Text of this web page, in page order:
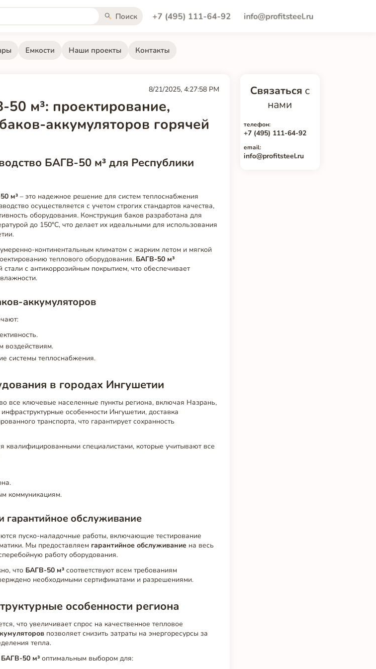
Поиск +7 (495) 111-64-92 info@profitsteel.ru
Емкости Наши проекты Контакты
8/21/2025, 4:27:58 PM
м³: проектирование,
аккумуляторов горячей
БАГВ-50 м³ для Республики
м³ – это надежное решение для систем теплоснабжения
осуществляется с учетом строгих стандартов качества,
оборудования. Конструкция баков разработана для
до 150°C, что делает их идеальными для использования
континентальным климатом с жарким летом и мягкой
теплового оборудования. БАГВ-50 м³
стали с антикоррозийным покрытием, что обеспечивает
аккумуляторов
воздействиям.
системы теплоснабжения.
в городах Ингушетии
во все ключевые населенные пункты региона, включая Назрань,
особенности Ингушетии, доставка
транспорта, что гарантирует сохранность
квалифицированными специалистами, которые учитывают все
коммуникациям.
обслуживание
пуско-наладочные работы, включающие тестирование
Мы предоставляем гарантийное обслуживание на весь
работу оборудования.
что БАГВ-50 м³ соответствуют всем требованиям
необходимыми сертификатами и разрешениями.
особенности региона
что увеличивает спрос на качественное тепловое
позволяет снизить затраты на энергоресурсы за
тепла.
БАГВ-50 м³ оптимальным выбором для:
Связаться с
нами
телефон:
+7 (495) 111-64-92
email:
info@profitsteel.ru